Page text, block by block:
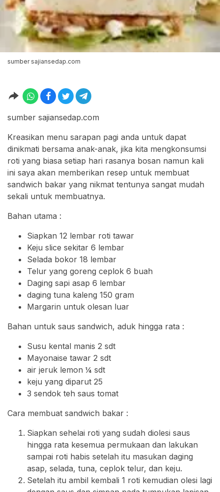
sumber sajiansedap.com
sumber sajiansedap.com
Kreasikan menu sarapan pagi anda untuk dapat
dinikmati bersama anak-anak, jika kita mengkonsumsi
roti yang biasa setiap hari rasanya bosan namun kali
ini saya akan memberikan resep untuk membuat
sandwich bakar yang nikmat tentunya sangat mudah
sekali untuk membuatnya.
Bahan utama :
Siapkan 12 lembar roti tawar
Keju slice sekitar 6 lembar
Selada bokor 18 lembar
Telur yang goreng ceplok 6 buah
Daging sapi asap 6 lembar
daging tuna kaleng 150 gram
Margarin untuk olesan luar
Bahan untuk saus sandwich, aduk hingga rata :
Susu kental manis 2 sdt
Mayonaise tawar 2 sdt
air jeruk lemon ¼ sdt
keju yang diparut 25
3 sendok teh saus tomat
Cara membuat sandwich bakar :
Siapkan sehelai roti yang sudah diolesi saus
hingga rata kesemua permukaan dan lakukan
sampai roti habis setelah itu masukan daging
asap, selada, tuna, ceplok telur, dan keju.
Setelah itu ambil kembali 1 roti kemudian olesi lagi